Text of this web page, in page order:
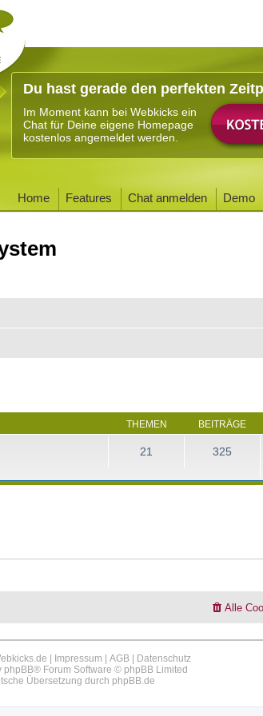
Du hast gerade den perfekten
Im Moment kann bei Webkicks ein
Chat für Deine eigene Homepage
kostenlos angemeldet werden.
Home Features Chat anmelden Demo
THEMEN BEITRÄGE
21 325
Alle
| Impressum | AGB| Datenschutz
phpBB® Forum Software © phpBB Limited
Übersetzung durch phpBB.de